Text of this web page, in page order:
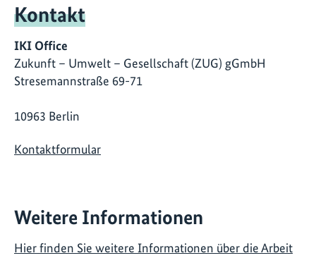
Kontakt
IKI Office
Zukunft – Umwelt – Gesellschaft (ZUG) gGmbH
Stresemannstraße 69-71
10963 Berlin
Kontaktformular
Weitere Informationen
Hier finden Sie weitere Informationen über die Arbeit